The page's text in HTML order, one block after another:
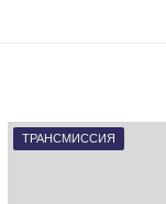
ТРАНСМИССИЯ